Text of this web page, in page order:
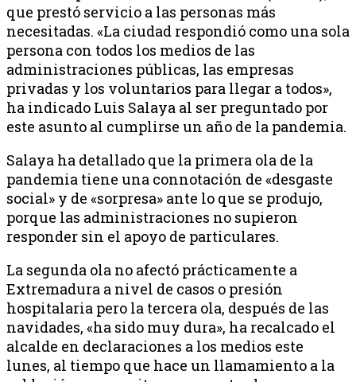
que prestó servicio a las personas más
necesitadas. «La ciudad respondió como una sola
persona con todos los medios de las
administraciones públicas, las empresas
privadas y los voluntarios para llegar a todos»,
ha indicado Luis Salaya al ser preguntado por
este asunto al cumplirse un año de la pandemia.
Salaya ha detallado que la primera ola de la
pandemia tiene una connotación de «desgaste
social» y de «sorpresa» ante lo que se produjo,
porque las administraciones no supieron
responder sin el apoyo de particulares.
La segunda ola no afectó prácticamente a
Extremadura a nivel de casos o presión
hospitalaria pero la tercera ola, después de las
navidades, «ha sido muy dura», ha recalcado el
alcalde en declaraciones a los medios este
lunes, al tiempo que hace un llamamiento a la